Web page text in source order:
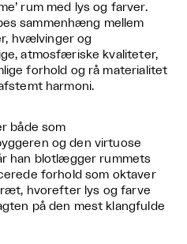
rum med lys og farver.
sammenhæng mellem
hvælvinger og
atmosfæriske kvaliteter,
forhold og rå materialitet
harmoni.
både som
og den virtuose
han blotlægger rummets
forhold som oktaver
hvorefter lys og farve
på den mest klangfulde